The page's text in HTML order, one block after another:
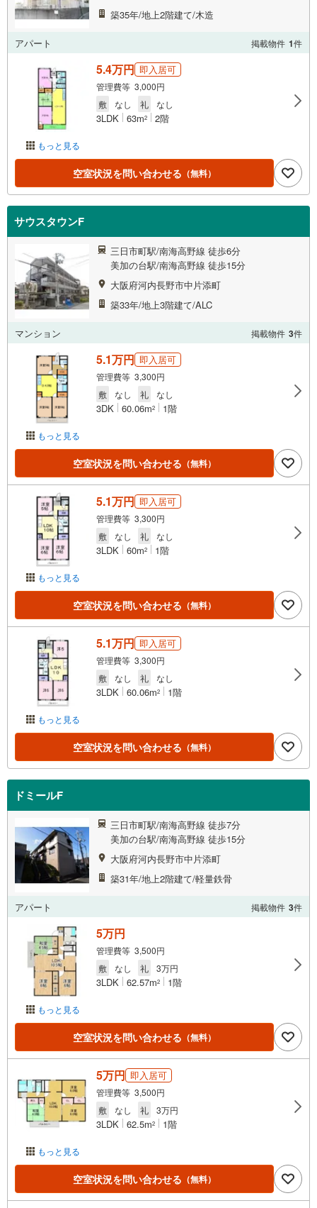
築35年/地上2階建て/木造
アパート 掲載物件 1件
もっと見る
5.4万円 即入居可
管理費等 3,000円
敷
なし 礼 なし
3LDK 63m2 2階
空室状況を問い合わせる （無料）
サウスタウンF
三日市町駅/南海高野線 徒歩6分
美加の台駅/南海高野線 徒歩15分
大阪府河内長野市中片添町
築33年/地上3階建て/ALC
マンション 掲載物件 3件
もっと見る
5.1万円 即入居可
管理費等 3,300円
敷
なし 礼 なし
3DK 60.06m2 1階
空室状況を問い合わせる （無料）
もっと見る
5.1万円 即入居可
管理費等 3,300円
敷
なし 礼 なし
3LDK 60m2 1階
空室状況を問い合わせる （無料）
もっと見る
5.1万円 即入居可
管理費等 3,300円
敷
なし 礼 なし
3LDK 60.06m2 1階
空室状況を問い合わせる （無料）
ドミールF
三日市町駅/南海高野線 徒歩7分
美加の台駅/南海高野線 徒歩15分
大阪府河内長野市中片添町
築31年/地上2階建て/軽量鉄骨
アパート 掲載物件 3件
もっと見る
5万円
管理費等 3,500円
敷
なし 礼 3万円
3LDK 62.57m2 1階
空室状況を問い合わせる （無料）
もっと見る
5万円 即入居可
管理費等 3,500円
敷
なし 礼 3万円
3LDK 62.5m2 1階
空室状況を問い合わせる （無料）